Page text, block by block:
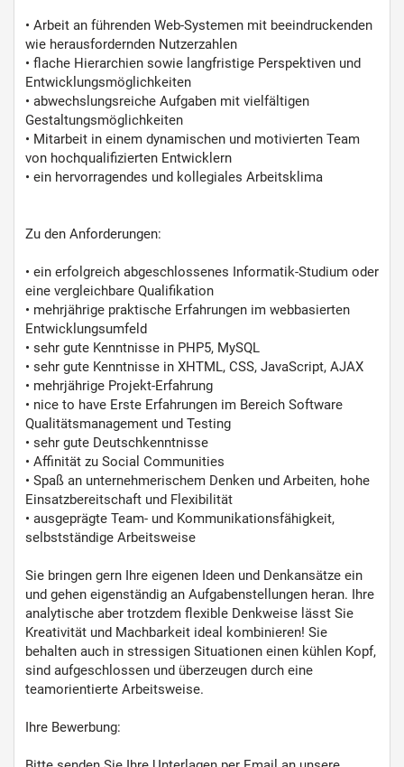
• Arbeit an führenden Web-Systemen mit beeindruckenden
wie herausfordernden Nutzerzahlen
• flache Hierarchien sowie langfristige Perspektiven und
Entwicklungsmöglichkeiten
• abwechslungsreiche Aufgaben mit vielfältigen
Gestaltungsmöglichkeiten
• Mitarbeit in einem dynamischen und motivierten Team
von hochqualifizierten Entwicklern
• ein hervorragendes und kollegiales Arbeitsklima
Zu den Anforderungen:
• ein erfolgreich abgeschlossenes Informatik-Studium oder
eine vergleichbare Qualifikation
• mehrjährige praktische Erfahrungen im webbasierten
Entwicklungsumfeld
• sehr gute Kenntnisse in PHP5, MySQL
• sehr gute Kenntnisse in XHTML, CSS, JavaScript, AJAX
• mehrjährige Projekt-Erfahrung
• nice to have Erste Erfahrungen im Bereich Software
Qualitätsmanagement und Testing
• sehr gute Deutschkenntnisse
• Affinität zu Social Communities
• Spaß an unternehmerischem Denken und Arbeiten, hohe
Einsatzbereitschaft und Flexibilität
• ausgeprägte Team- und Kommunikationsfähigkeit,
selbstständige Arbeitsweise
Sie bringen gern Ihre eigenen Ideen und Denkansätze ein
und gehen eigenständig an Aufgabenstellungen heran. Ihre
analytische aber trotzdem flexible Denkweise lässt Sie
Kreativität und Machbarkeit ideal kombinieren! Sie
behalten auch in stressigen Situationen einen kühlen Kopf,
sind aufgeschlossen und überzeugen durch eine
teamorientierte Arbeitsweise.
Ihre Bewerbung: